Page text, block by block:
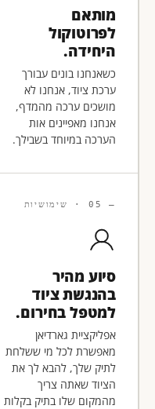
מותאם
לפרוטוקול
היחידה.
כשאנחנו בונים עבורך
ערכת ציוד, אנחנו לא
מושכים ערכה מהמדף,
אנחנו מאפיינים אות
הערכה במיוחד בשבילך.
— 05 · שימושיות
סיוע מהיר
בהנגשת ציוד
למטפל בחירום.
אפליקציית גארדיאן
מאפשרת לכל מי ששלחת
לתיק שלך, להבא לך את
הציוד שאתה צריך
מהמקום שלו בתיק בקלות